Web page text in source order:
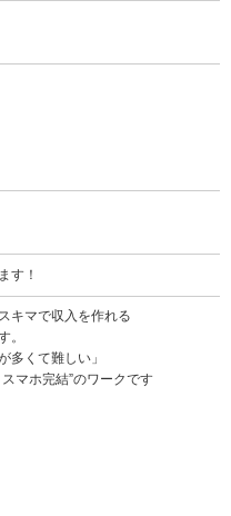
す！
キマで収入を作れる
。
多くて難しい」
マホ完結”のワークです